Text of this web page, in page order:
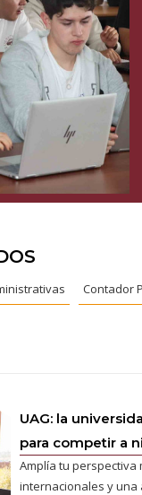
Contador
UAG: la
para competir a
Amplía tu
internacionales y una